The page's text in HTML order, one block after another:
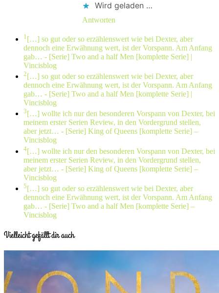
Wird geladen …
Antworten
1 […] so gut oder so erzählenswert wie bei Dexter, aber
dennoch eine Erwähnung wert, ist der Vorspann. Am Anfang
gab… - [Serie] Two and a half Men [komplette Serie] |
Vincisblog
2[…] so gut oder so erzählenswert wie bei Dexter, aber
dennoch eine Erwähnung wert, ist der Vorspann. Am Anfang
gab… - [Serie] Two and a half Men [komplette Serie] |
Vincisblog
3[…] wollte ich nur den besonderen Vorspann von Dexter, bei
meinem erster Serien Review, in den Vordergrund stellen,
aber jetzt… - [Serie] King of Queens [komplette Serie] –
Vincisblog
4[…] wollte ich nur den besonderen Vorspann von Dexter, bei
meinem erster Serien Review, in den Vordergrund stellen,
aber jetzt… - [Serie] King of Queens [komplette Serie] –
Vincisblog
5[…] so gut oder so erzählenswert wie bei Dexter, aber
dennoch eine Erwähnung wert, ist der Vorspann. Am Anfang
gab… - [Serie] Two and a half Men [komplette Serie] –
Vincisblog
Vielleicht gefällt dir auch